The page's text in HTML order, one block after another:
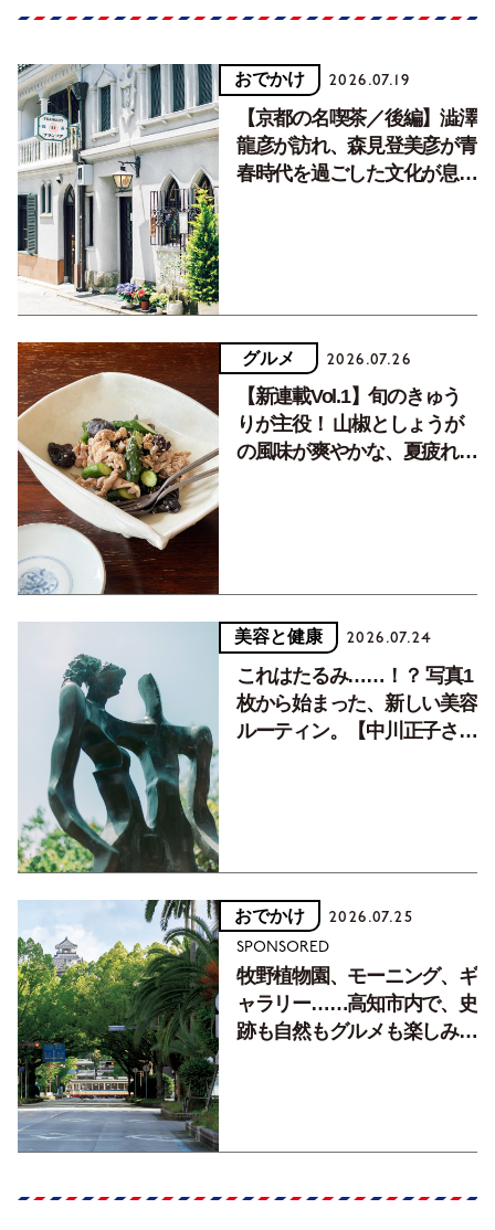
おでかけ 2026.07.19
【京都の名喫茶／後編】澁澤
龍彦が訪れ、森見登美彦が青
春時代を過ごした文化が息づ
グルメ 2026.07.26
【新連載Vol.1】旬のきゅう
りが主役！ 山椒としょうが
の風味が爽やかな、夏疲れを
美容と健康 2026.07.24
これはたるみ……！？ 写真1
枚から始まった、新しい美容
ルーティン。【中川正子さん
おでかけ 2026.07.25
SPONSORED
牧野植物園、モーニング、ギ
ャラリー……高知市内で、史
跡も自然もグルメも楽しみ尽